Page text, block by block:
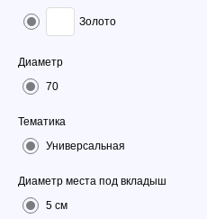
Золото
Диаметр
70
Тематика
Универсальная
Диаметр места под вкладыш
5 см